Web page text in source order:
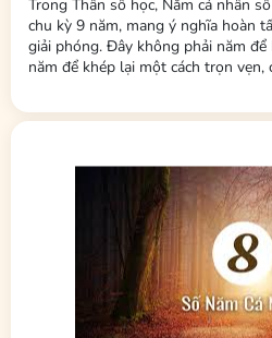
Trong Thần số học, Năm cá nhân
chu kỳ 9 năm, mang ý nghĩa hoàn
giải phóng. Đây không phải năm
năm để khép lại một cách trọn
bạn đang bước vào Năm cá nhân...